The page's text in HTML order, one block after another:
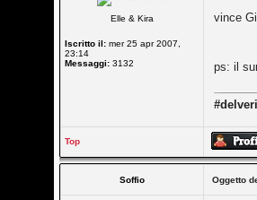
Elle & Kira
Iscritto il: mer 25 apr 2007,
23:14
Messaggi: 3132
vince
ps: il
Top
Soffio Oggetto